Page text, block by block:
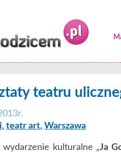
teatru
, teatr art, Warszawa
kulturalne „Ja